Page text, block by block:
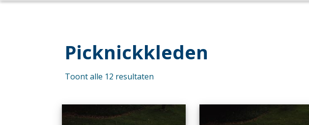
Picknickkleden
Toont alle 12 resultaten